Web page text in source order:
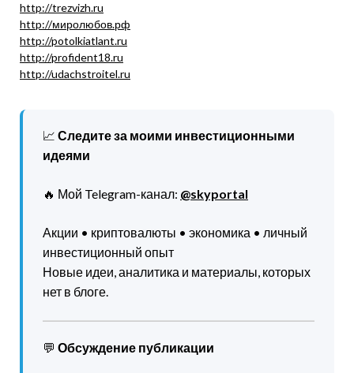
http://trezvizh.ru
http://миролюбов.рф
http://potolkiatlant.ru
http://profident18.ru
http://udachstroitel.ru
📈 Следите за моими инвестиционными
идеями
🔥 Мой Telegram-канал: @skyportal
Акции • криптовалюты • экономика • личный
инвестиционный опыт
Новые идеи, аналитика и материалы, которых
нет в блоге.
💬 Обсуждение публикации